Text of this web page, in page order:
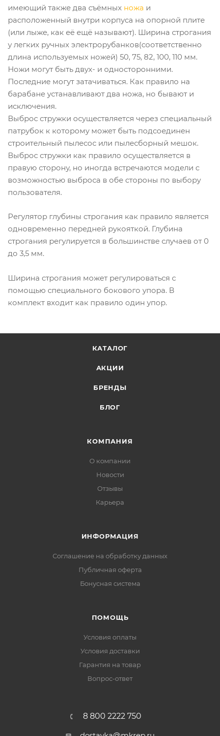
имеющий также два съёмных ножа и
расположенный внутри корпуса на опорной плите
(или лыже, как её ещё называют). Ширина строгания
у легких ручных электрорубанков(соответственно
длина используемых ножей) 50, 75, 82, 100, 110 мм.
Ножи могут быть двух- и односторонними.
Последние могут затачиваться. Как правило на
барабане устанавливают два ножа, но бывают и
исключения.
Выброс стружки осуществляется через специальный
патрубок к которому может быть подсоединен
строительный пылесос или пылесборный мешок.
Выброс стружки как правило осуществляется в
правую сторону, но иногда встречаются модели с
возможностью выброса в обе стороны по выбору
пользователя.
Регулятор глубины строгания как правило является
одновременно передней рукояткой. Глубина
строгания регулируется в большинстве случаев от 0
до 3,5 мм.
Ширина строгания может регулироваться с
помощью специального бокового упора. В
комплект входит как правило один упор.
КАТАЛОГ
АКЦИИ
БРЕНДЫ
БЛОГ
КОМПАНИЯ
О компании
Новости
Отзывы
Карьера
ИНФОРМАЦИЯ
Соглашение на обработку данных
Публичная оферта
Бонусная система
ПОМОЩЬ
Условия оплаты
Условия доставки
Гарантия на товар
Вопрос-ответ
8 800 2222 750